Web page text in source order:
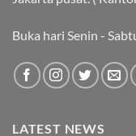
Buka hari Senin -
LATEST NEWS